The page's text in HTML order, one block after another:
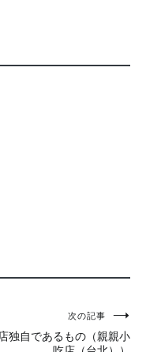
次の記事
独自であるもの（親親小